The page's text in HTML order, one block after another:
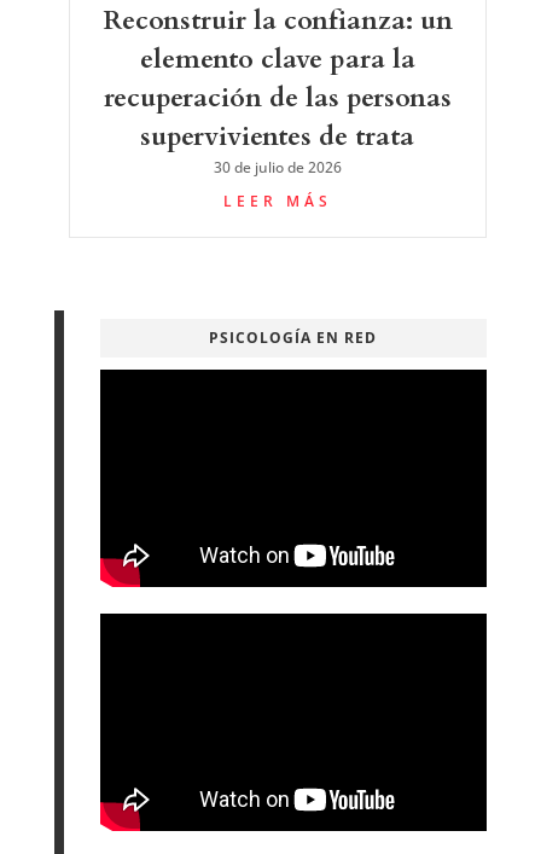
Reconstruir la confianza: un
elemento clave para la
recuperación de las personas
supervivientes de trata
30 de julio de 2026
LEER MÁS
PSICOLOGÍA EN RED